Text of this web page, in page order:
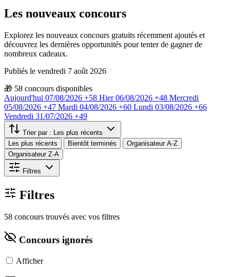
Les nouveaux concours
Explorez les nouveaux concours gratuits récemment ajoutés et
découvrez les dernières opportunités pour tenter de gagner de
nombreux cadeaux.
Publiés le vendredi 7 août 2026
🎁 58 concours disponibles
Aujourd'hui 07/08/2026 +58 Hier 06/08/2026 +48 Mercredi
05/08/2026 +47 Mardi 04/08/2026 +60 Lundi 03/08/2026 +66
Vendredi 31/07/2026 +49
Trier par :
Les plus récents
Les plus récents
Bientôt terminés
Organisateur A-Z
Organisateur Z-A
Filtres
Filtres
58 concours trouvés avec vos filtres
Concours ignorés
Afficher